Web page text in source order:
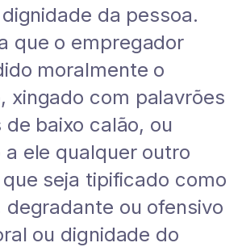
da pessoa.
que o empregador
moralmente o
xingado com palavrões
baixo calão, ou
a ele qualquer outro
seja tipificado como
degradante ou ofensivo
ou dignidade do